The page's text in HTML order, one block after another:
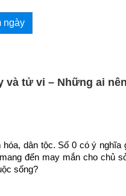
ngày
và tử vi – Những ai
dân tộc. Số 0 có ý nghĩa
đến may mắn cho chủ
sống?